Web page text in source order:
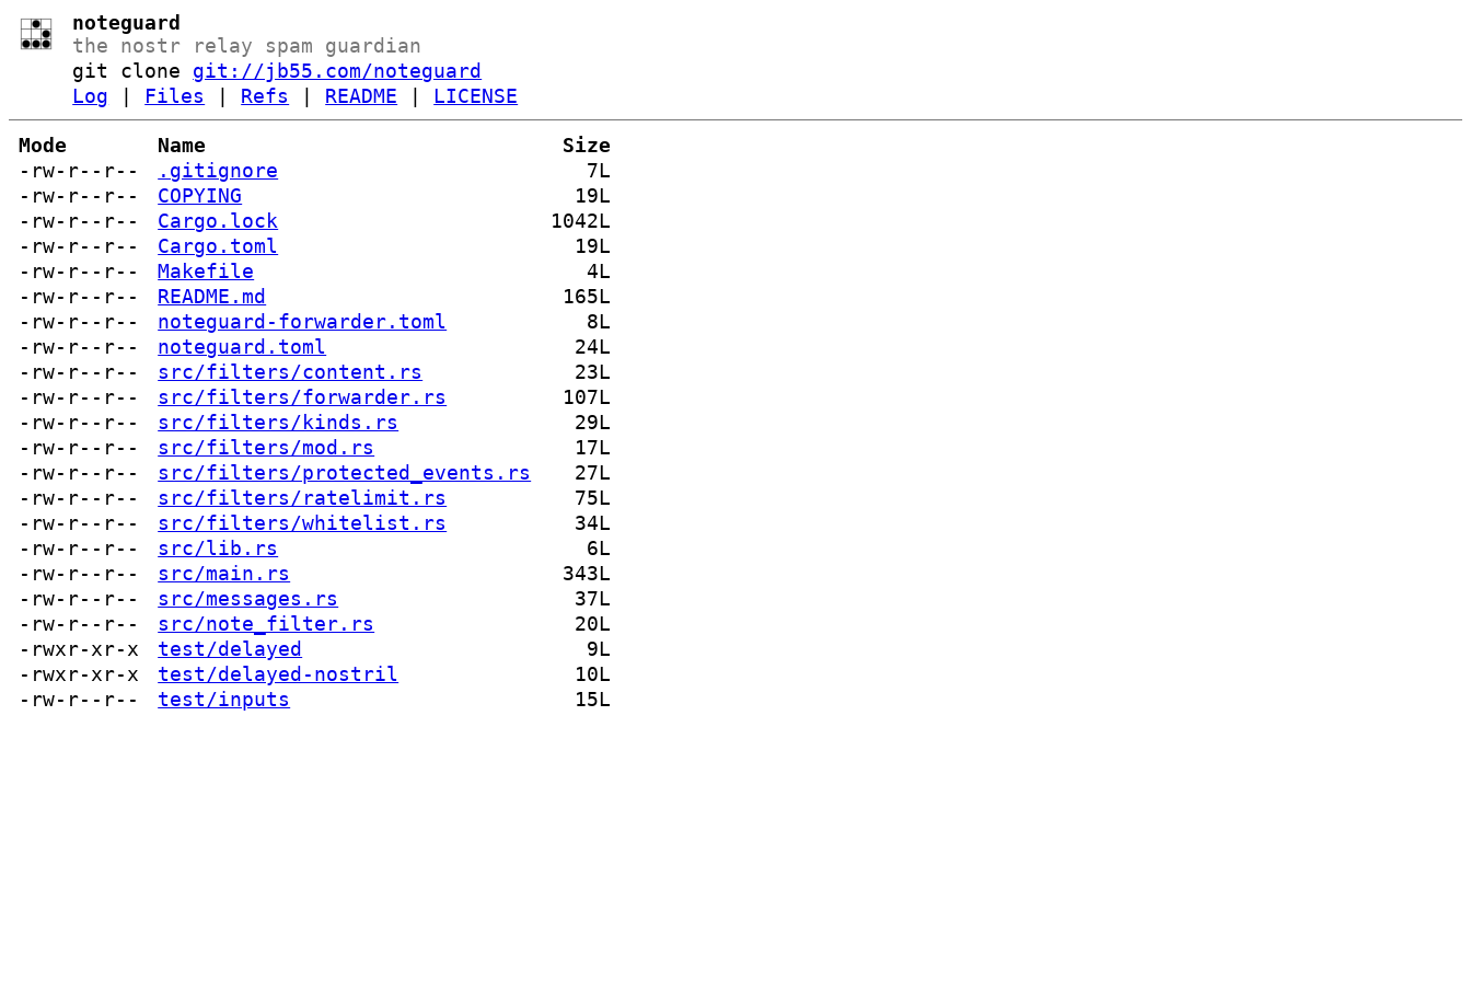
noteguard
the nostr relay spam guardian
git clone git://jb55.com/noteguard
Log
Files Refs README LICENSE
Mode Name
Size
-rw-r--r--
.gitignore
7L
-rw-r--r--
COPYING
19L
-rw-r--r--
Cargo.lock
1042L
-rw-r--r--
Cargo.toml
19L
-rw-r--r--
Makefile
4L
-rw-r--r--
README.md
165L
-rw-r--r--
noteguard-forwarder.toml
8L
-rw-r--r--
noteguard.toml
24L
-rw-r--r--
src/filters/content.rs
23L
-rw-r--r--
src/filters/forwarder.rs
107L
-rw-r--r--
src/filters/kinds.rs
29L
-rw-r--r--
src/filters/mod.rs
17L
-rw-r--r--
src/filters/protected_events.rs
27L
-rw-r--r--
src/filters/ratelimit.rs
75L
-rw-r--r--
src/filters/whitelist.rs
34L
-rw-r--r--
src/lib.rs
6L
-rw-r--r--
src/main.rs
343L
-rw-r--r--
src/messages.rs
37L
-rw-r--r--
src/note_filter.rs
20L
-rwxr-xr-x
test/delayed
9L
-rwxr-xr-x
test/delayed-nostril
10L
-rw-r--r--
test/inputs 15L